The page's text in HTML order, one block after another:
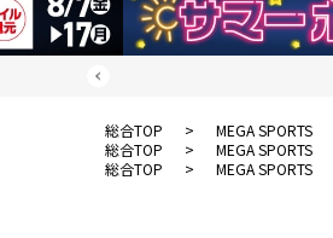
総合TOP > MEGA SPORTS
総合TOP
> MEGA SPORTS
総合TOP
> MEGA SPORTS